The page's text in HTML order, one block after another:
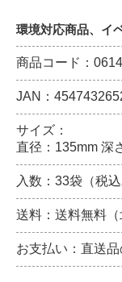
環境対応商品、イ
商品コード：
JAN：
サイズ：
直径：135mm 深
入数：33袋（税
送料：送料無料（
お支払い：直送